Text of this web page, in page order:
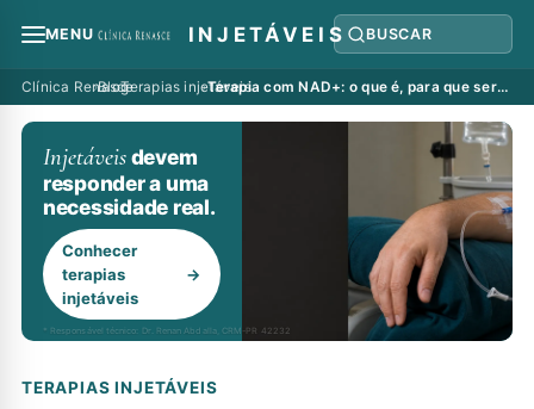
MENU INJETÁVEIS BUSCAR
Clínica Renasce
›Blog
›Terapias injetáveis
› Terapia com NAD+: o que é, para que serve e o que a ciência mostra
Injetáveisdevem
responder a uma
necessidade real.
Conhecer
terapias
injetáveis
→
* Responsável técnico: Dr. Renan Abdalla, CRM-PR 42232
TERAPIAS INJETÁVEIS